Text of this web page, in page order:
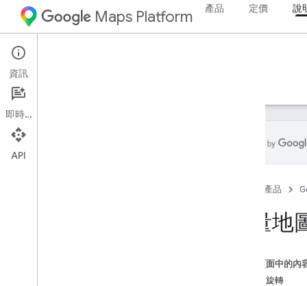
Maps Platform 產品 定價 說
Web
指南
產品
向量地
這個頁面中的內
傾斜和旋轉
資訊
即時通訊
API